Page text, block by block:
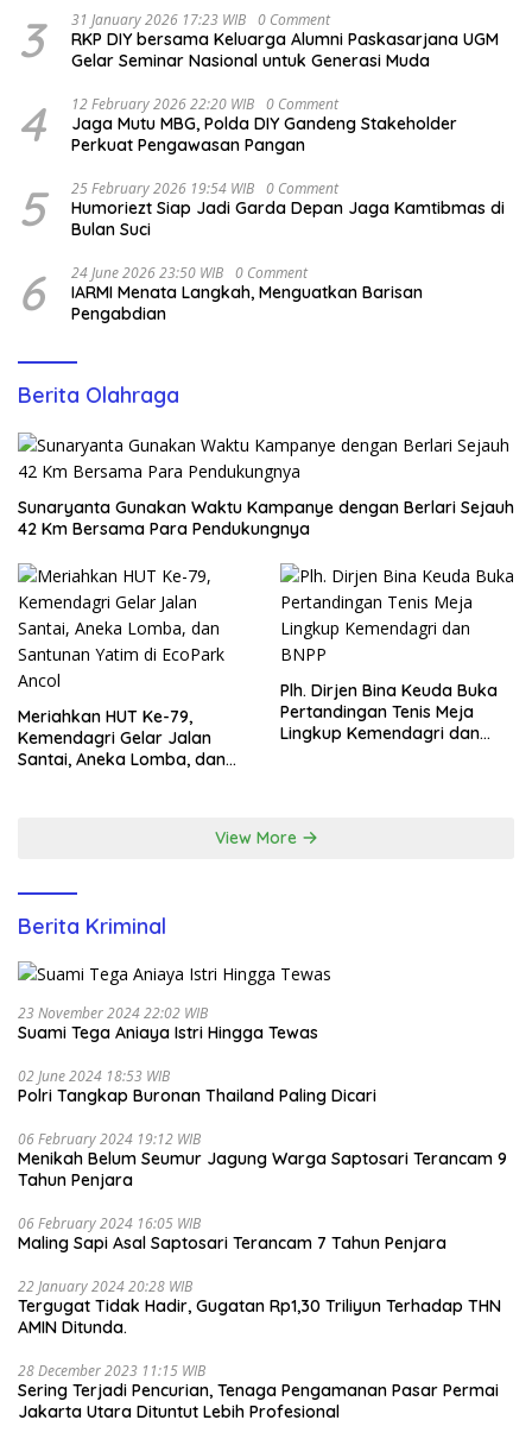
3 31 January 2026 17:23 WIB 0 Comment
RKP DIY bersama Keluarga Alumni Paskasarjana UGM
Gelar Seminar Nasional untuk Generasi Muda
4 12 February 2026 22:20 WIB 0 Comment
Jaga Mutu MBG, Polda DIY Gandeng Stakeholder
Perkuat Pengawasan Pangan
5 25 February 2026 19:54 WIB 0 Comment
Humoriezt Siap Jadi Garda Depan Jaga Kamtibmas di
Bulan Suci
6 24 June 2026 23:50 WIB 0 Comment
IARMI Menata Langkah, Menguatkan Barisan
Pengabdian
Berita Olahraga
Sunaryanta Gunakan Waktu Kampanye dengan Berlari Sejauh
42 Km Bersama Para Pendukungnya
Meriahkan HUT Ke-79,
Kemendagri Gelar Jalan
Santai, Aneka Lomba, dan
Plh. Dirjen Bina Keuda Buka
Pertandingan Tenis Meja
Lingkup Kemendagri dan
View More
Berita Kriminal
23 November 2024 22:02 WIB
Suami Tega Aniaya Istri Hingga Tewas
02 June 2024 18:53 WIB
Polri Tangkap Buronan Thailand Paling Dicari
06 February 2024 19:12 WIB
Menikah Belum Seumur Jagung Warga Saptosari Terancam 9
Tahun Penjara
06 February 2024 16:05 WIB
Maling Sapi Asal Saptosari Terancam 7 Tahun Penjara
22 January 2024 20:28 WIB
Tergugat Tidak Hadir, Gugatan Rp1,30 Triliyun Terhadap THN
AMIN Ditunda.
28 December 2023 11:15 WIB
Sering Terjadi Pencurian, Tenaga Pengamanan Pasar Permai
Jakarta Utara Dituntut Lebih Profesional